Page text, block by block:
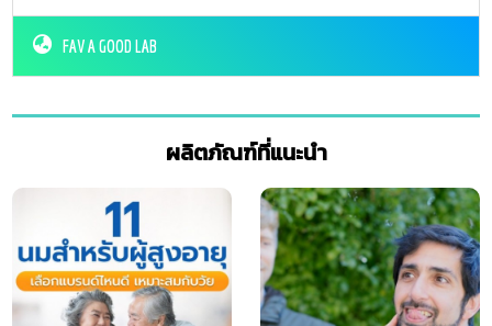
FAV A GOOD LAB
ผลิตภัณฑ์ที่แนะนำ